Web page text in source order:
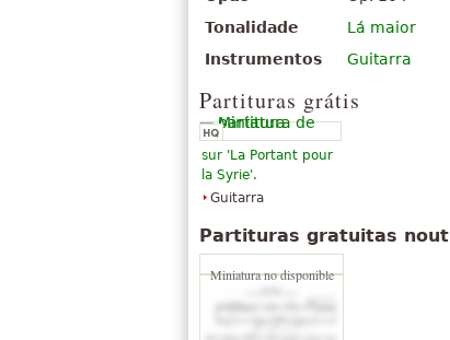
Tonalidade
Lá maior
Instrumentos
Guitarra
Partituras grátis
sur 'La Portant pour
la Syrie'.
Guitarra
Partituras gratuitas
Miniatura no disponible